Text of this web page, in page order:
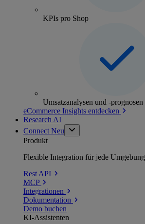
KPIs pro Shop
Umsatzanalysen und -prognosen
eCommerce Insights entdecken
Research AI
Connect Neu
Produkt
Flexible Integration für jede Umgebung
Rest API
MCP
Integrationen
Dokumentation
Demo buchen
KI-Assistenten